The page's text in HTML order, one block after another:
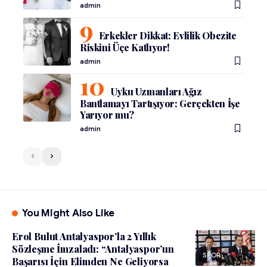
admin
Erkekler Dikkat: Evlilik Obezite
Riskini Üçe Katlıyor!
admin
Uyku Uzmanları Ağız
Bantlamayı Tartışıyor: Gerçekten İşe
Yarıyor mu?
admin
You Might Also Like
SPOR
Erol Bulut Antalyaspor’la 2 Yıllık
Sözleşme İmzaladı: “Antalyaspor’un
Başarısı İçin Elimden Ne Geliyorsa